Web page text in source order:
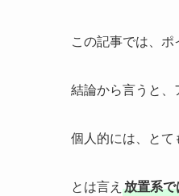
この記事では、
結論から言うと
個人的には、とて
とは言え 放置系